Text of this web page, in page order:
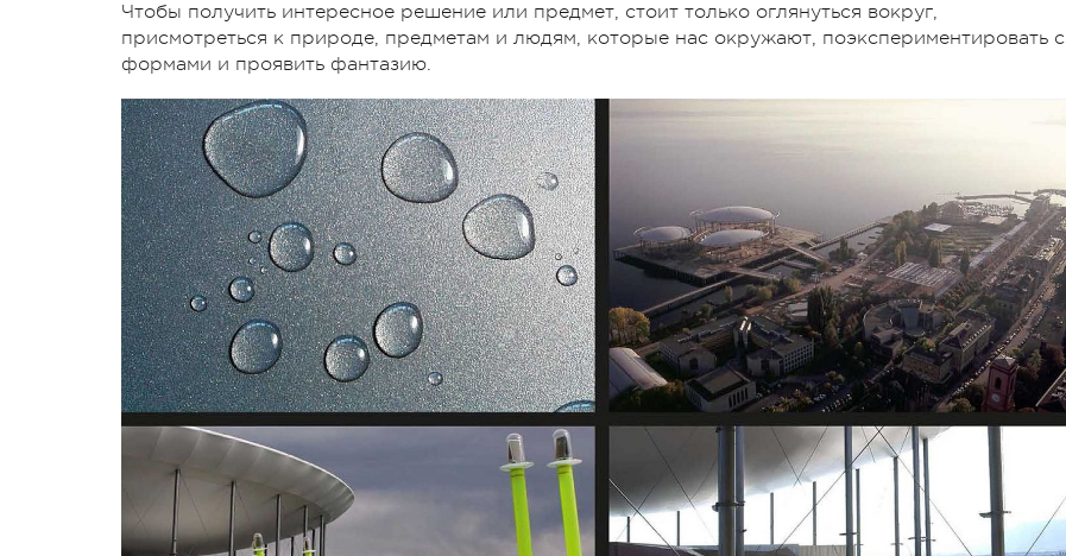
Чтобы получить интересное решение или предмет, стоит только оглянуться вокруг,
присмотреться к природе, предметам и людям, которые нас окружают, поэкспериментировать с
формами и проявить фантазию.